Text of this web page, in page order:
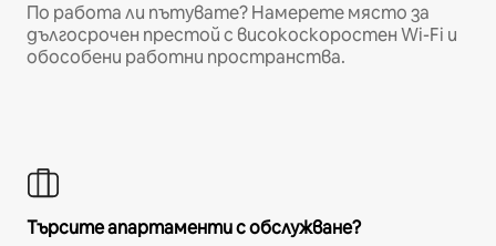
По работа ли пътувате? Намерете място за
дългосрочен престой с високоскоростен Wi-Fi и
обособени работни пространства.
Търсите апартаменти с обслужване?